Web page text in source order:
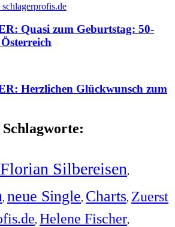
Quasi zum Geburtstag: 50-
Herzlichen Glückwunsch zum
Florian Silbereisen,
, neue Single, Charts, Zuerst
, Helene Fischer,